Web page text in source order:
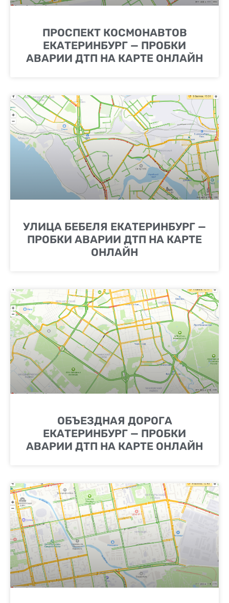
ПРОСПЕКТ КОСМОНАВТОВ
ЕКАТЕРИНБУРГ — ПРОБКИ
АВАРИИ ДТП НА КАРТЕ ОНЛАЙН
УЛИЦА БЕБЕЛЯ ЕКАТЕРИНБУРГ —
ПРОБКИ АВАРИИ ДТП НА КАРТЕ
ОНЛАЙН
ОБЪЕЗДНАЯ ДОРОГА
ЕКАТЕРИНБУРГ — ПРОБКИ
АВАРИИ ДТП НА КАРТЕ ОНЛАЙН